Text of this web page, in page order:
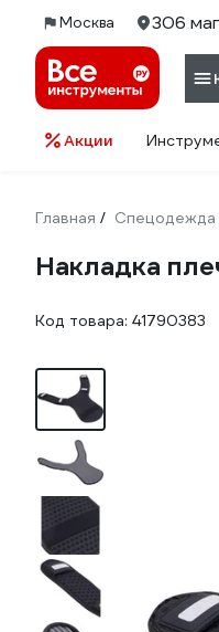
Москва 306
Акции
Главная /
Накладка
Код товара: 41790383